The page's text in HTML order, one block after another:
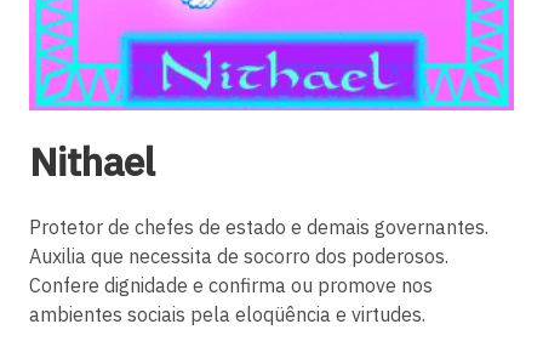
Nithael
Protetor de chefes de estado e demais governantes.
Auxilia que necessita de socorro dos poderosos.
Confere dignidade e confirma ou promove nos
ambientes sociais pela eloqüência e virtudes.